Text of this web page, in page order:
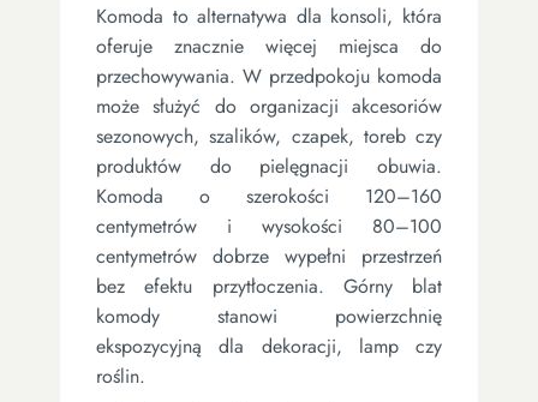
Komoda to alternatywa dla konsoli, która
oferuje znacznie więcej miejsca do
przechowywania. W przedpokoju komoda
może służyć do organizacji akcesoriów
sezonowych, szalików, czapek, toreb czy
produktów do pielęgnacji obuwia.
Komoda o szerokości 120–160
centymetrów i wysokości 80–100
centymetrów dobrze wypełni przestrzeń
bez efektu przytłoczenia. Górny blat
komody stanowi powierzchnię
ekspozycyjną dla dekoracji, lamp czy
roślin.